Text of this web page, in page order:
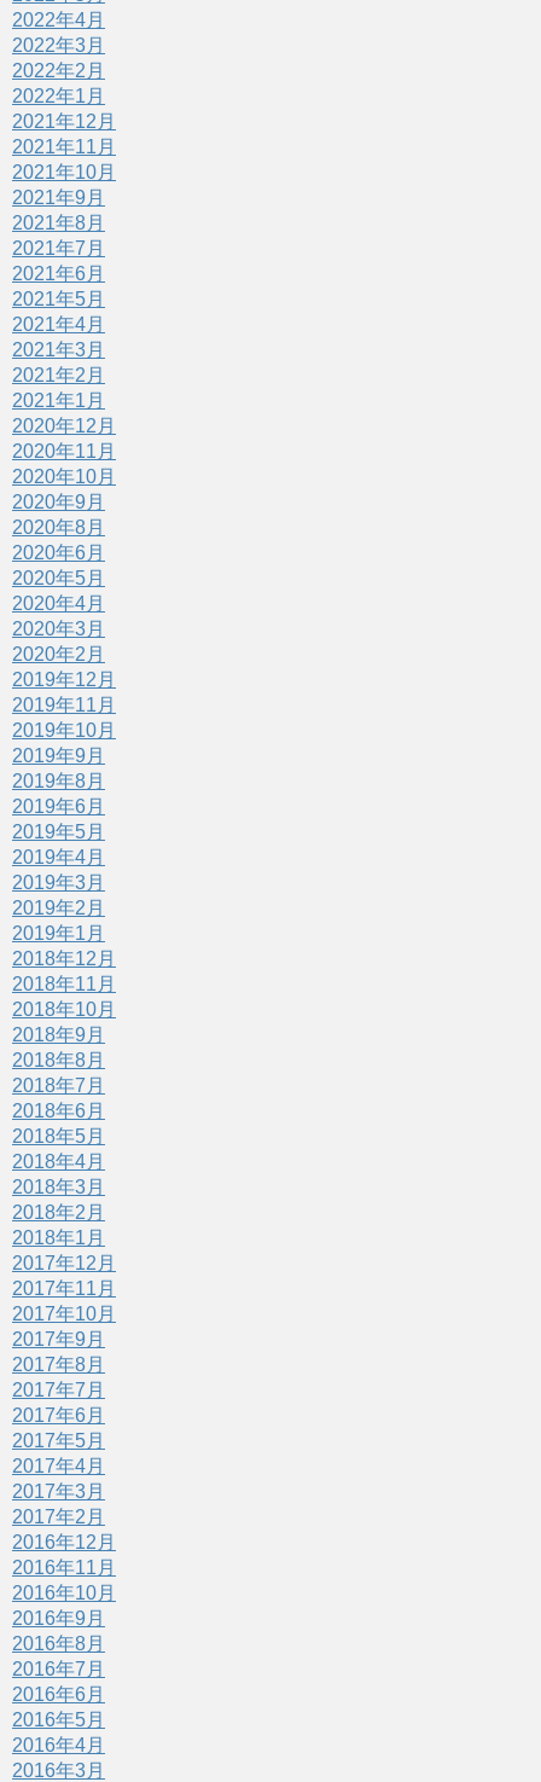
2022年4月
2022年3月
2022年2月
2022年1月
2021年12月
2021年11月
2021年10月
2021年9月
2021年8月
2021年7月
2021年6月
2021年5月
2021年4月
2021年3月
2021年2月
2021年1月
2020年12月
2020年11月
2020年10月
2020年9月
2020年8月
2020年6月
2020年5月
2020年4月
2020年3月
2020年2月
2019年12月
2019年11月
2019年10月
2019年9月
2019年8月
2019年6月
2019年5月
2019年4月
2019年3月
2019年2月
2019年1月
2018年12月
2018年11月
2018年10月
2018年9月
2018年8月
2018年7月
2018年6月
2018年5月
2018年4月
2018年3月
2018年2月
2018年1月
2017年12月
2017年11月
2017年10月
2017年9月
2017年8月
2017年7月
2017年6月
2017年5月
2017年4月
2017年3月
2017年2月
2016年12月
2016年11月
2016年10月
2016年9月
2016年8月
2016年7月
2016年6月
2016年5月
2016年4月
2016年3月